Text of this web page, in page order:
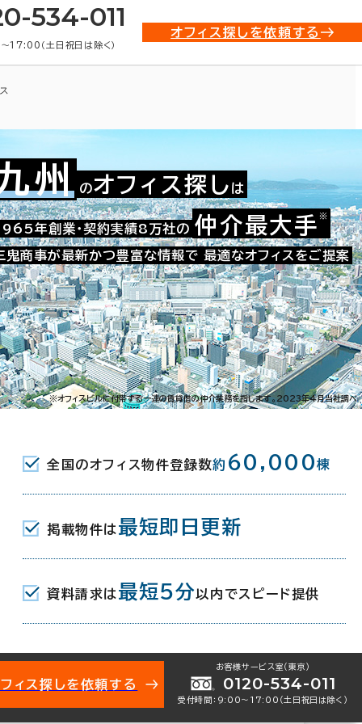
534-011
17:00（土日祝日は除く）
オフィス探しを依頼する
お問い合わせ番号：010-05286
北区浅野2-12-21
九州モノレール) 新幹線口 2分
州 のオフィス探し は
年創業・契約実績8万社の 仲介最大手 ※
鬼商事が最新かつ豊富な情報で 最適なオフィスをご提案
※オフィスビルに付帯する一連の賃貸借の仲介業務を指します。2023年4月当社調べ
全国のオフィス物件登録数約 60,000棟
掲載物件は 最短即日更新
資料請求は 最短5分 以内でスピード提供
ィス探しを依頼する
お客様サービス室（東京）
0120-534-011
受付時間：9:00〜17:00（土日祝日は除く）